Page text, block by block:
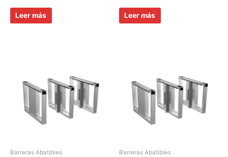
Leer más Leer más
Barreras Abatibles Barreras Abatibles